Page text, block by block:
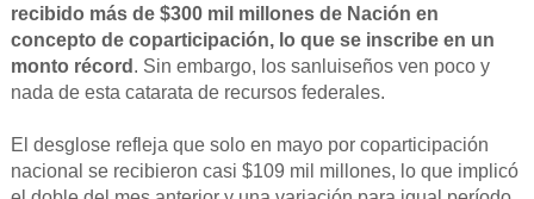
recibido más de $300 mil millones de Nación en
concepto de coparticipación, lo que se inscribe en un
monto récord . Sin embargo, los sanluiseños ven poco y
nada de esta catarata de recursos federales.
El desglose refleja que solo en mayo por coparticipación
nacional se recibieron casi $109 mil millones, lo que implicó